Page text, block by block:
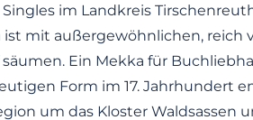
im Landkreis
ist mit außergewöhnlichen,
Ein Mekka für
Form im 17. Jahrhundert
um das Kloster Waldsassen